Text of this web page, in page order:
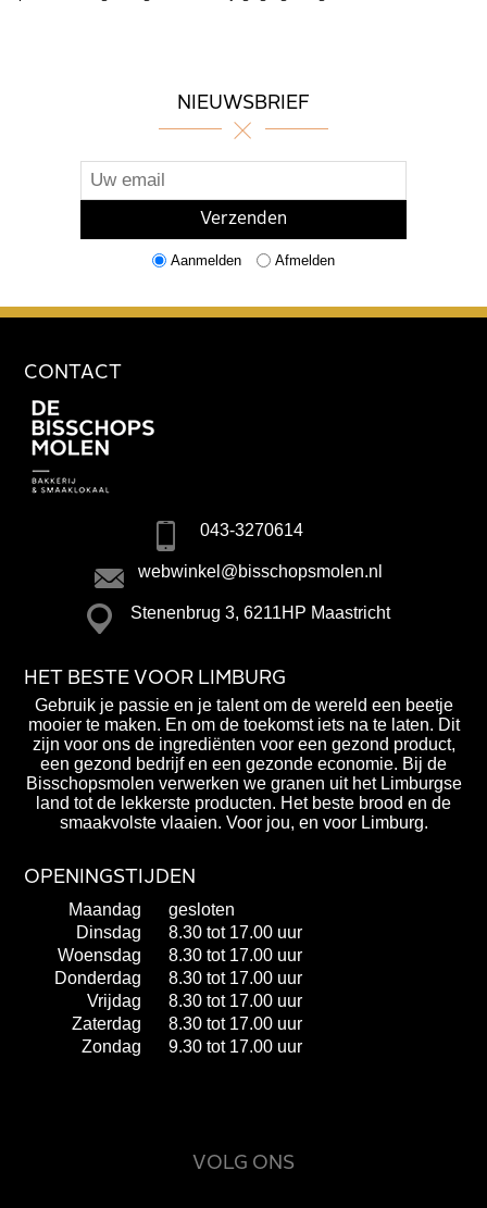
NIEUWSBRIEF
Aanmelden Afmelden
CONTACT
043-3270614
webwinkel@bisschopsmolen.nl
Stenenbrug 3, 6211HP Maastricht
HET BESTE VOOR LIMBURG
Gebruik je passie en je talent om de wereld een beetje
mooier te maken. En om de toekomst iets na te laten. Dit
zijn voor ons de ingrediënten voor een gezond product,
een gezond bedrijf en een gezonde economie. Bij de
Bisschopsmolen verwerken we granen uit het Limburgse
land tot de lekkerste producten. Het beste brood en de
smaakvolste vlaaien. Voor jou, en voor Limburg.
OPENINGSTIJDEN
Maandag
gesloten
Dinsdag
8.30 tot 17.00 uur
Woensdag
8.30 tot 17.00 uur
Donderdag
8.30 tot 17.00 uur
Vrijdag
8.30 tot 17.00 uur
Zaterdag
8.30 tot 17.00 uur
Zondag
9.30 tot 17.00 uur
VOLG ONS